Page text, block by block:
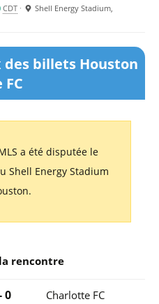
CDT
Shell Energy Stadium,
billets Houston
a été disputée le
Shell Energy Stadium
rencontre
0 Charlotte FC